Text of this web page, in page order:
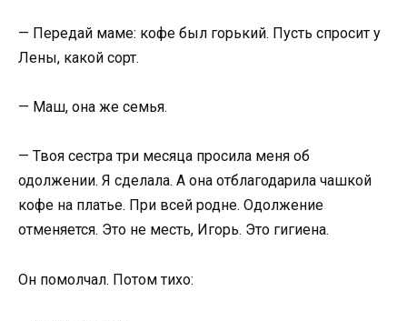
— Передай маме: кофе был горький. Пусть спросит у
Лены, какой сорт.
— Маш, она же семья.
— Твоя сестра три месяца просила меня об
одолжении. Я сделала. А она отблагодарила чашкой
кофе на платье. При всей родне. Одолжение
отменяется. Это не месть, Игорь. Это гигиена.
Он помолчал. Потом тихо: